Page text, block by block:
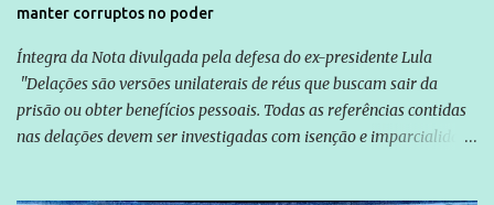
manter corruptos no poder
Íntegra da Nota divulgada pela defesa do ex-presidente Lula
"Delações são versões unilaterais de réus que buscam sair da
prisão ou obter benefícios pessoais. Todas as referências contidas
nas delações devem ser investigadas com isenção e imparcialidade